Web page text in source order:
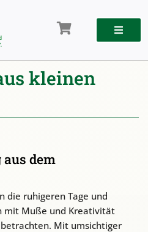
kleinen
dem
die ruhigeren Tage und
mit Muße und Kreativität
Mit umsichtiger